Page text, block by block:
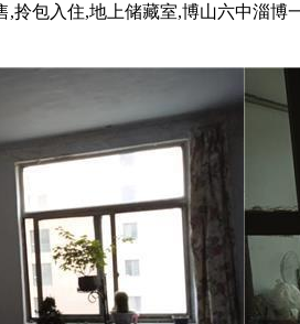
,拎包入住,地上储藏室,博山六中淄博